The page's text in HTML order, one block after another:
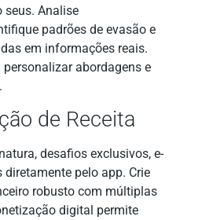
seus. Analise
padrões de evasão e
em informações reais.
personalizar abordagens e
de Receita
desafios exclusivos, e-
pelo app. Crie
robusto com múltiplas
digital permite